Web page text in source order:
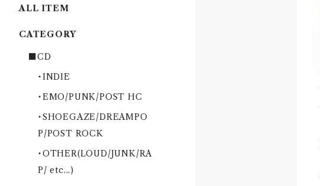
ALL ITEM
CATEGORY
■CD
・INDIE
・EMO/PUNK/POST HC
・SHOEGAZE/DREAMPO
P/POST ROCK
・OTHER(LOUD/JUNK/RA
P/ etc...)